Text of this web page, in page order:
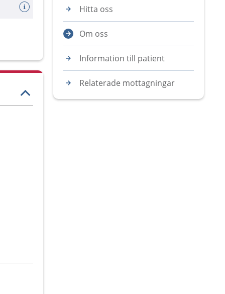
Hitta oss
Om oss
Information till patient
Relaterade mottagningar